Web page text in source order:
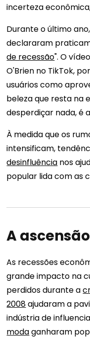
incerteza
Durante o último
declararam
de recessão". O
O'Brien no TikTok,
usuários como
beleza que resta na
desperdiçar nada, é
À medida que os
intensificam,
desinfluência nos
popular lida com as
A
As recessões
grande impacto na
perdidos durante a
2008ajudaram a
indústria de
modaganharam